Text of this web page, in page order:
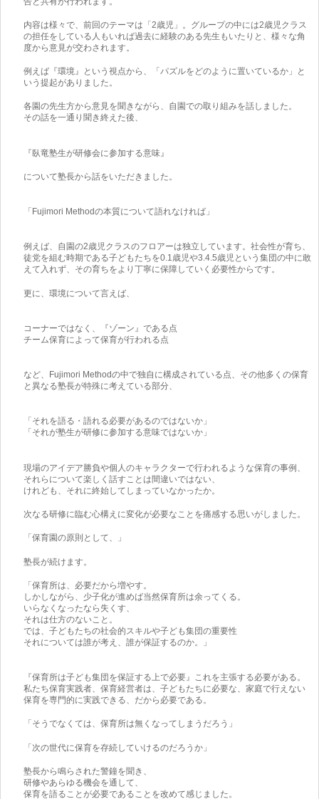
内容は様々で、前回のテーマは「2歳児」。グループの中には2歳児クラス
の担任をしている人もいれば過去に経験のある先生もいたりと、様々な角
度から意見が交わされます。
例えば『環境』という視点から、「パズルをどのように置いているか」と
いう提起がありました。
各園の先生方から意見を聞きながら、自園での取り組みを話しました。
その話を一通り聞き終えた後、
『臥竜塾生が研修会に参加する意味』
について塾長から話をいただきました。
「Fujimori Methodの本質について語れなければ」
例えば、自園の2歳児クラスのフロアーは独立しています。社会性が育ち、
徒党を組む時期である子どもたちを0.1歳児や3.4.5歳児という集団の中に敢
えて入れず、その育ちをより丁寧に保障していく必要性からです。
更に、環境について言えば、
コーナーではなく、『ゾーン』である点
チーム保育によって保育が行われる点
など、Fujimori Methodの中で独自に構成されている点、その他多くの保育
と異なる塾長が特殊に考えている部分、
「それを語る・語れる必要があるのではないか」
「それが塾生が研修に参加する意味ではないか」
現場のアイデア勝負や個人のキャラクターで行われるような保育の事例、
それらについて楽しく話すことは間違いではない、
けれども、それに終始してしまっていなかったか。
次なる研修に臨む心構えに変化が必要なことを痛感する思いがしました。
「保育園の原則として、」
塾長が続けます。
「保育所は、必要だから増やす。
しかしながら、少子化が進めば当然保育所は余ってくる。
いらなくなったなら失くす、
それは仕方のないこと。
では、子どもたちの社会的スキルや子ども集団の重要性
それについては誰が考え、誰が保証するのか。」
『保育所は子ども集団を保証する上で必要』これを主張する必要がある。
私たち保育実践者、保育経営者は、子どもたちに必要な、家庭で行えない
保育を専門的に実践できる、だから必要である。
「そうでなくては、保育所は無くなってしまうだろう」
「次の世代に保育を存続していけるのだろうか」
塾長から鳴らされた警鐘を聞き、
研修やあらゆる機会を通して、
保育を語ることが必要であることを改めて感じました。